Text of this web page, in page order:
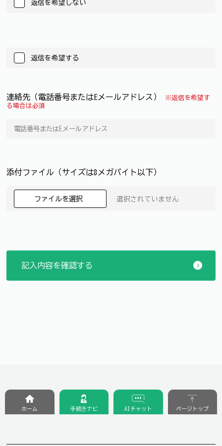
返信を希望しない
返信を希望する
連絡先（電話番号またはEメールアドレス）
※返信を希望す
る場合は必須
添付ファイル（サイズは8メガバイト以下）
ファイルを選択 選択されていません
ホーム 手続きナビ AIチャット ページトップ